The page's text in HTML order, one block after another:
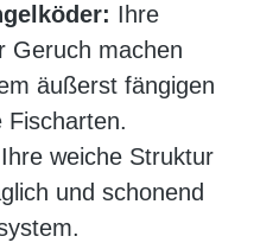
Ihre
Geruch machen
äußerst fängigen
Fischarten.
Ihre weiche Struktur
und schonend